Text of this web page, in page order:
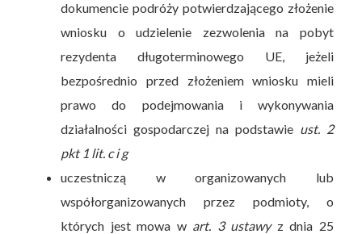
dokumencie podróży potwierdzającego złożenie
wniosku o udzielenie zezwolenia na pobyt
rezydenta długoterminowego UE, jeżeli
bezpośrednio przed złożeniem wniosku mieli
prawo do podejmowania i wykonywania
działalności gospodarczej na podstawie ust. 2
pkt 1 lit. c i g
uczestniczą w organizowanych lub
współorganizowanych przez podmioty, o
których jest mowa w art. 3 ustawyz dnia 25